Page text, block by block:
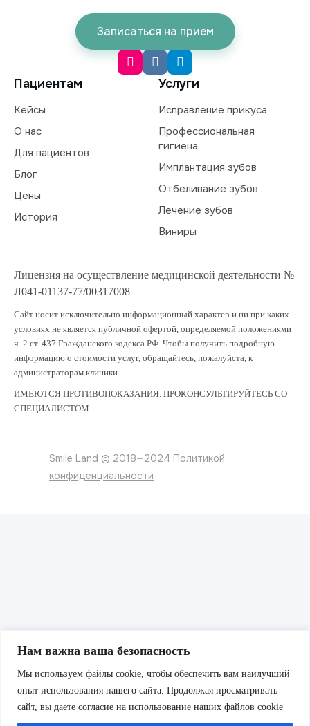
Нам важна ваша безопасность
Мы используем файлы cookie, чтобы обеспечить вам наилучший
опыт использования нашего сайта. Продолжая просматривать
сайт, вы даете согласие на использование наших файлов cookie
Записаться на прием
Пациентам
Кейсы
О нас
Для пациентов
Блог
Цены
История
Услуги
Исправление прикуса
Профессиональная
гигиена
Имплантация зубов
Отбеливание зубов
Лечение зубов
Виниры
Лицензия на осуществление медицинской деятельности №
Л041-01137-77/00317008
Сайт носит исключительно информационный характер и ни при каких
условиях не является публичной офертой, определяемой положениями
ч. 2 ст. 437 Гражданского кодекса РФ. Чтобы получить подробную
информацию о стоимости услуг, обращайтесь, пожалуйста, к
администраторам клиники.
ИМЕЮТСЯ ПРОТИВОПОКАЗАНИЯ. ПРОКОНСУЛЬТИРУЙТЕСЬ СО
СПЕЦИАЛИСТОМ
Smile Land © 2018—2024 Политикой
конфиденциальности